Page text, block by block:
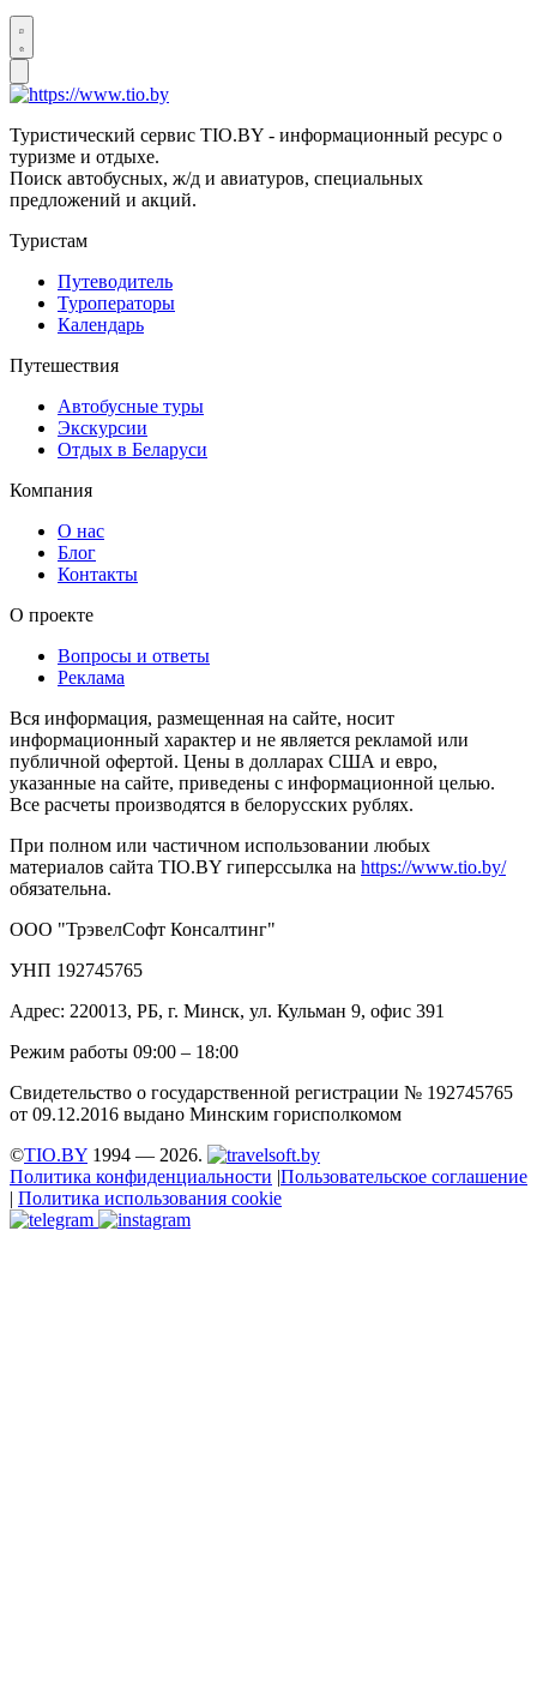
Туристический сервис TIO.BY - информационный ресурс о
туризме и отдыхе.
Поиск автобусных, ж/д и авиатуров, специальных
предложений и акций.
Туристам
Путеводитель
Туроператоры
Календарь
Путешествия
Автобусные туры
Экскурсии
Отдых в Беларуси
Компания
О нас
Блог
Контакты
О проекте
Вопросы и ответы
Реклама
Вся информация, размещенная на сайте, носит
информационный характер и не является рекламой или
публичной офертой. Цены в долларах США и евро,
указанные на сайте, приведены с информационной целью.
Все расчеты производятся в белорусских рублях.
При полном или частичном использовании любых
материалов сайта TIO.BY гиперссылка на https://www.tio.by/
обязательна.
ООО "ТрэвелСофт Консалтинг"
УНП 192745765
Адрес: 220013, РБ, г. Минск, ул. Кульман 9, офис 391
Режим работы 09:00 – 18:00
Свидетельство о государственной регистрации № 192745765
от 09.12.2016 выдано Минским горисполкомом
©TIO.BY 1994 — 2026.
Политика конфиденциальности |Пользовательское соглашение
| Политика использования cookie